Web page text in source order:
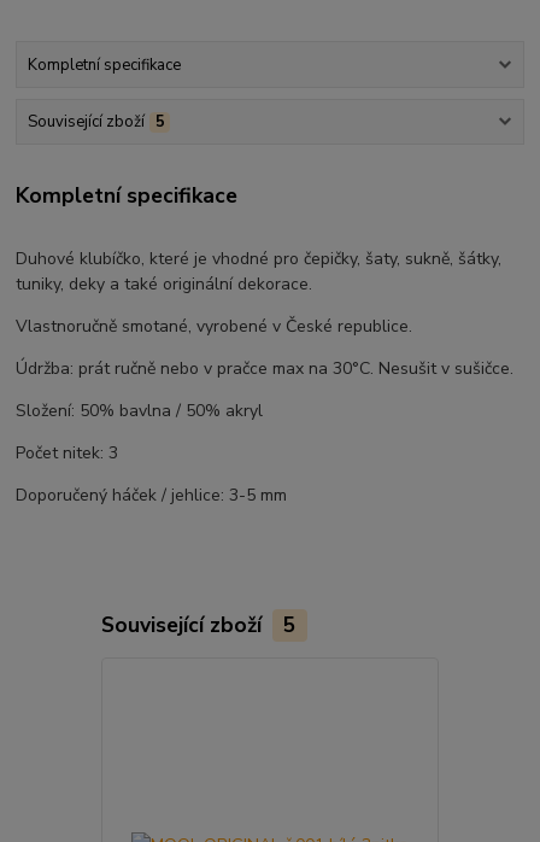
Kompletní specifikace
Související zboží 5
Kompletní specifikace
Duhové klubíčko, které je vhodné pro čepičky, šaty, sukně, šátky,
tuniky, deky a také originální dekorace.
Vlastnoručně smotané, vyrobené v České republice.
Údržba: prát ručně nebo v pračce max na 30°C. Nesušit v sušičce.
Složení: 50% bavlna / 50% akryl
Počet nitek: 3
Doporučený háček / jehlice: 3-5 mm
Související zboží 5